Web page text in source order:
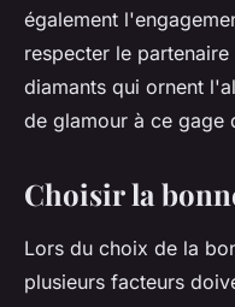
également
respecter le
diamants qui ornent
de glamour à ce gage
Choisir la
Lors du choix de la
plusieurs facteurs